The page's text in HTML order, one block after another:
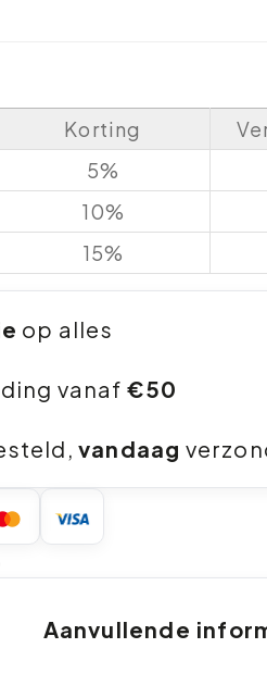
Korting
5%
10%
15%
op alles
vanaf €50
vandaag
Aanvullende